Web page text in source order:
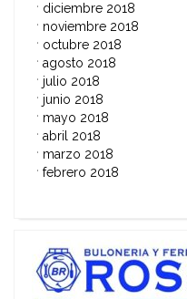
diciembre 2018
noviembre 2018
octubre 2018
agosto 2018
julio 2018
junio 2018
mayo 2018
abril 2018
marzo 2018
febrero 2018